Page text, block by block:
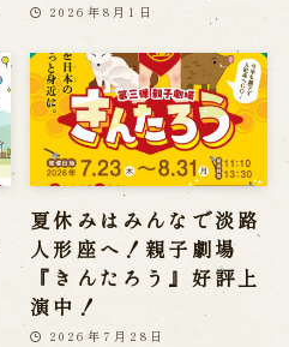
2026年8月1日
夏休みはみんなで淡路
人形座へ！親子劇場
『きんたろう』好評上
演中！
2026年7月28日